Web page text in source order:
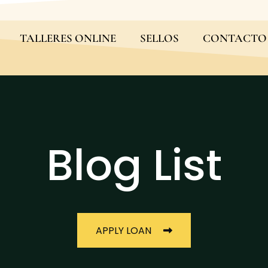
TALLERES ONLINE SELLOS CONTACTO
Blog List
APPLY LOAN